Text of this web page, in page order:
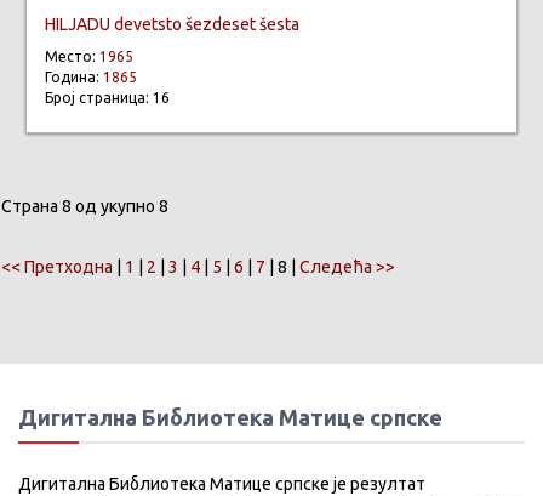
HILJADU devetsto šezdeset šesta
Место: 1965
Година: 1865
Број страница: 16
Страна 8 од укупно 8
<< Претходна 1 2 3 4 5 6 7 | 8 | Следећа >>
Дигитална Библиотека Матице српске
Дигитална Библиотека Матице српске је резултат